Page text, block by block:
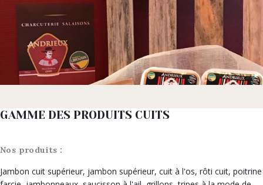
GAMME DES PRODUITS CUITS
Nos produits :
Jambon cuit supérieur, jambon supérieur, cuit à l'os, rôti cuit, poitrine